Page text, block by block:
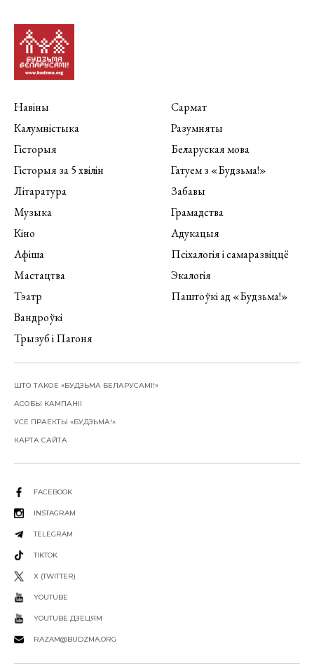
Навіны
Калумністыка
Гісторыя
Гісторыя за 5 хвілін
Літаратура
Музыка
Кіно
Афіша
Мастацтва
Тэатр
Вандроўкі
Трызуб і Пагоня
Сармат
Разумняты
Беларуская мова
Гатуем з «Будзьма!»
Забавы
Грамадства
Адукацыя
Псіхалогія і самаразвіццё
Экалогія
Паштоўкі ад «Будзьма!»
ШТО ТАКОЕ «БУДЗЬМА БЕЛАРУСАМІ!»
АСОБЫ КАМПАНІІ
УСЕ ПРАЕКТЫ «БУДЗЬМА!»
КАРТА САЙТА
FACEBOOK
INSTAGRAM
TELEGRAM
TIKTOK
X (TWITTER)
YOUTUBE
YOUTUBE ДЗЕЦЯМ
RAZAM@BUDZMA.ORG